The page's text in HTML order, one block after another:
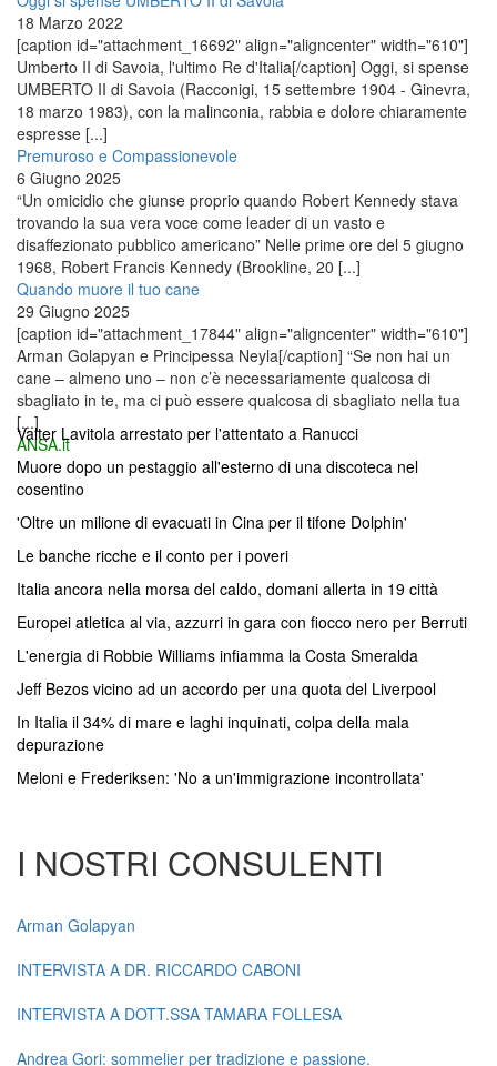
18 Marzo 2022
[caption id="attachment_16692" align="aligncenter" width="610"]
Umberto II di Savoia, l'ultimo Re d'Italia[/caption] Oggi, si spense
UMBERTO II di Savoia (Racconigi, 15 settembre 1904 - Ginevra,
18 marzo 1983), con la malinconia, rabbia e dolore chiaramente
espresse [...]
Premuroso e Compassionevole
6 Giugno 2025
“Un omicidio che giunse proprio quando Robert Kennedy stava
trovando la sua vera voce come leader di un vasto e
disaffezionato pubblico americano” Nelle prime ore del 5 giugno
1968, Robert Francis Kennedy (Brookline, 20 [...]
Quando muore il tuo cane
29 Giugno 2025
[caption id="attachment_17844" align="aligncenter" width="610"]
Arman Golapyan e Principessa Neyla[/caption] “Se non hai un
cane – almeno uno – non c’è necessariamente qualcosa di
sbagliato in te, ma ci può essere qualcosa di sbagliato nella tua
[...]
ANSA.it
Valter Lavitola arrestato per l'attentato a Ranucci
Muore dopo un pestaggio all'esterno di una discoteca nel
cosentino
'Oltre un milione di evacuati in Cina per il tifone Dolphin'
Le banche ricche e il conto per i poveri
Italia ancora nella morsa del caldo, domani allerta in 19 città
Europei atletica al via, azzurri in gara con fiocco nero per Berruti
L'energia di Robbie Williams infiamma la Costa Smeralda
Jeff Bezos vicino ad un accordo per una quota del Liverpool
In Italia il 34% di mare e laghi inquinati, colpa della mala
depurazione
Meloni e Frederiksen: 'No a un'immigrazione incontrollata'
I NOSTRI CONSULENTI
Arman Golapyan
INTERVISTA A DR. RICCARDO CABONI
INTERVISTA A DOTT.SSA TAMARA FOLLESA
Andrea Gori: sommelier per tradizione e passione.